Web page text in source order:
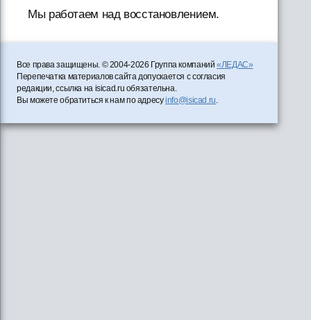
Мы работаем над восстановлением.
Все права защищены. © 2004-2026 Группа компаний«ЛЕДАС»
Перепечатка материалов сайта допускается с согласия
редакции, ссылка на isicad.ru обязательна.
Вы можете обратиться к нам по адресуinfo@isicad.ru.